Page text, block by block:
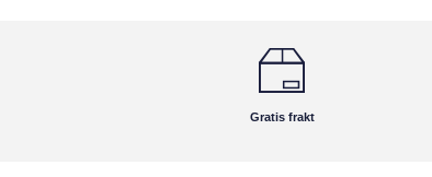
Gratis frakt